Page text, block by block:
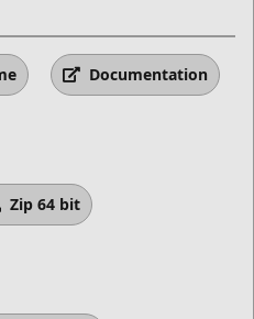
Documentation
Zip 64 bit